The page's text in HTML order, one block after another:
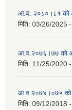
आ.व. २०८०।८१ को
मिति: 03/26/2025
आ.व.२०७६।७७ को
मिति: 11/25/2020
आ.व.२०७४।०७५ को
मिति: 09/12/2018